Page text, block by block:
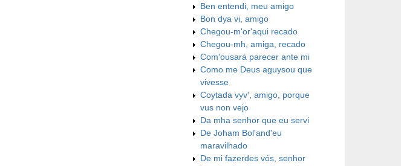
Ben entendi, meu amigo
Bon dya vi, amigo
Chegou-m'or'aqui recado
Chegou-mh, amiga, recado
Com'ousará parecer ante mi
Como me Deus aguysou que
vivesse
Coytada vyv', amigo, porque
vus non vejo
Da mha senhor que eu servi
De Joham Bol'and'eu
maravilhado
De mi fazerdes vós, senhor